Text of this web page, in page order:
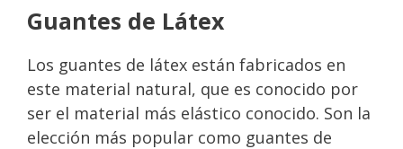
Guantes de Látex
Los guantes de látex están fabricados en
este material natural, que es conocido por
ser el material más elástico conocido. Son la
elección más popular como guantes de